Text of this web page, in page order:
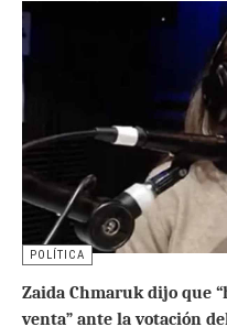
POLÍTICA
Zaida Chmaruk dijo que
venta” ante la votación